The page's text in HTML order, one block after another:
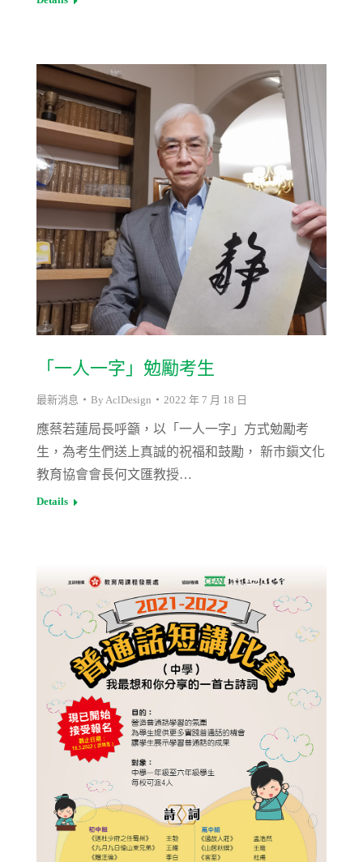
「一人一字」勉勵考生
最新消息 By AclDesign 2022 年 7 月 18 日
應蔡若蓮局長呼籲，以「一人一字」方式勉勵考
生，為考生們送上真誠的祝福和鼓勵， 新市鎭文化
教育協會會長何文匯教授…
Details